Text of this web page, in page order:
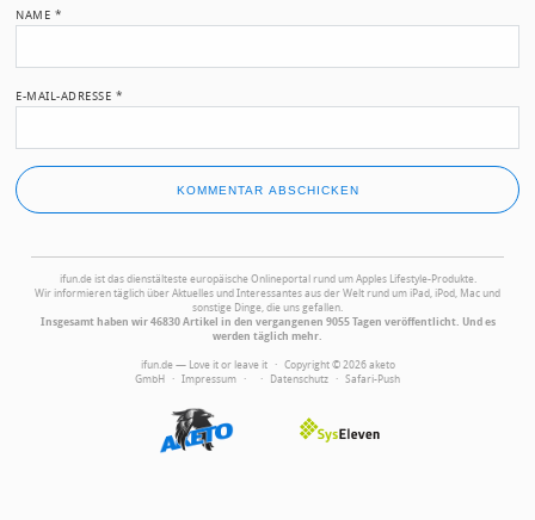
NAME *
E-MAIL-ADRESSE *
ifun.de ist das dienstälteste europäische Onlineportal rund um Apples Lifestyle-Produkte.
Wir informieren täglich über Aktuelles und Interessantes aus der Welt rund um iPad, iPod, Mac und
sonstige Dinge, die uns gefallen.
Insgesamt haben wir 46830 Artikel in den vergangenen 9055 Tagen veröffentlicht. Und es
werden täglich mehr.
ifun.de — Love it or leave it · Copyright © 2026 aketo
GmbH · Impressum · · Datenschutz · Safari-Push